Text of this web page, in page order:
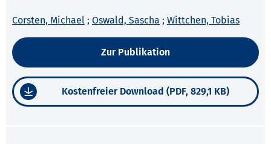
Corsten, Michael ; Oswald, Sascha ; Wittchen, Tobias
Zur Publikation
Kostenfreier Download (PDF, 829,1 KB)